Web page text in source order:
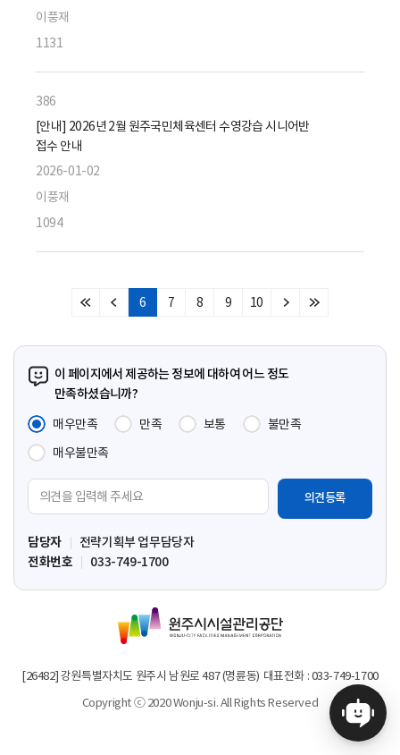
이풍재
1131
386
[안내] 2026년 2월 원주국민체육센터 수영강습 시니어반
접수 안내
2026-01-02
이풍재
1094
처
페
이
지
이
페
이
지
6 7 8 9 10
다
페
이
마
막
이 페이지에서 제공하는 정보에 대하여 어느 정도
만족하셨습니까?
매우만족
만족 보통
불만족
매우불만족
견
입
력
담당자
전략기획부 업무담당자
전화번호
033-749-1700
원
주
시
설
[26482] 강원특별자치도 원주시 남원로 487 (명륜동) 대표전화 : 033-749-1700
Copyright ⓒ 2020 Wonju-si. All Rights Reserved